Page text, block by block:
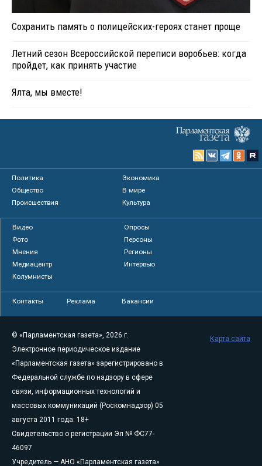
Сохранить память о полицейских-героях станет проще
Летний сезон Всероссийской переписи воробьев: когда
пройдет, как принять участие
Ялта, мы вместе!
Политика
Экономика
Общество
В мире
Происшествия
Культура
Видео
Опросы
Фото
Персоны
Мнения
Регионы
Медиацентр
Интервью
Колумнисты
Контакты Реклама Вакансии
© «Парламентская газета», 2026 г.
Электронное периодическое издание
«Парламентская газета» зарегистрировано в
Федеральной службе по надзору в сфере
связи, информационных технологий и
массовых коммуникаций (Роскомнадзор) 05
августа 2011 года. 18+
Свидетельство о регистрации Эл № ФС77-
46097
Учредитель — АНО «Парламентская газета»
Карта сайта